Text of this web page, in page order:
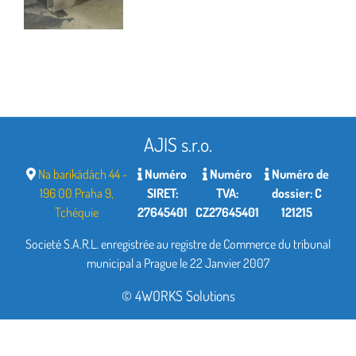
AJIS s.r.o.
Na barikádách 44 -
196 00 Praha 9,
Tchéquie
Numéro
SIRET:
27645401
Numéro
TVA:
CZ27645401
Numéro de
dossier: C
121215
Societé S.A.R.L. enregistrée au registre de Commerce du tribunal
municipal a Prague le 22 Janvier 2007
© 4WORKS Solutions